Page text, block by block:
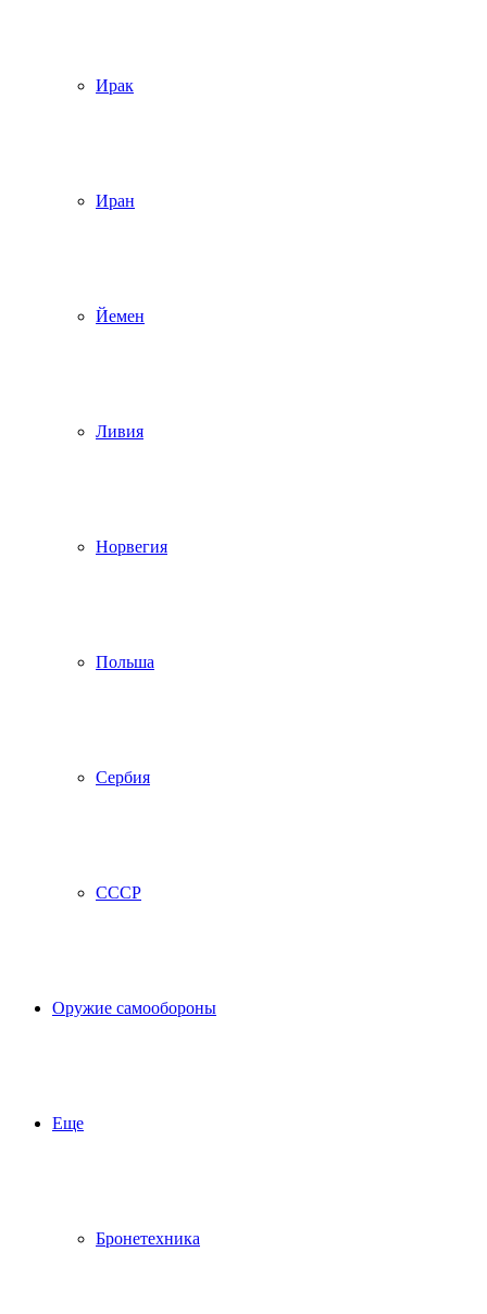
Ирак
Иран
Йемен
Ливия
Норвегия
Польша
Сербия
СССР
Оружие самообороны
Еще
Бронетехника